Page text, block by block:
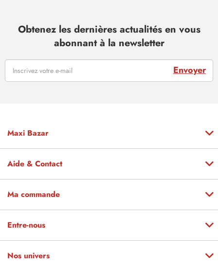
Obtenez les dernières actualités en vous
abonnant à la newsletter
Envoyer
Maxi Bazar
Aide & Contact
Ma commande
Entre-nous
Nos univers